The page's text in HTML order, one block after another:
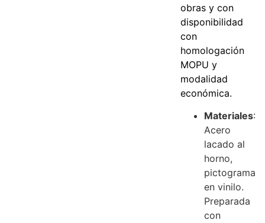
obras y con
disponibilidad
con
homologación
MOPU y
modalidad
económica.
Materiales:
Acero
lacado al
horno,
pictograma
en vinilo.
Preparada
con